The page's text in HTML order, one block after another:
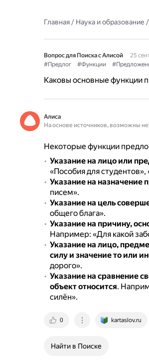
Главная/ Наука и образование /
Вопрос для Поиска с Алисой
25
#Предлог
#Функции
Каковы основные функции
Алиса
На основе источников, возможны
Некоторые функции
Указание на лицо или
«Пособия для
Указание на назначение
писем».
Указание на цель
общего блага».
Указание на причину,
Например: «Для какой
Указание на лицо,
силу и значение то или
дорого».
Указание на сравнение
объект относится.
силён».
0 kartaslov.ru
Найти в Поиске